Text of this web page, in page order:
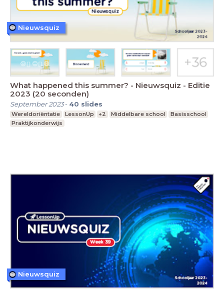
What happened this summer? - Nieuwsquiz - Editie
2023 (20 seconden)
September 2023- 40 slides
Wereldoriëntatie LessonUp +2 Middelbare school
Basisschool
Praktijkonderwijs
Nieuwsquiz
Nieuwsquiz